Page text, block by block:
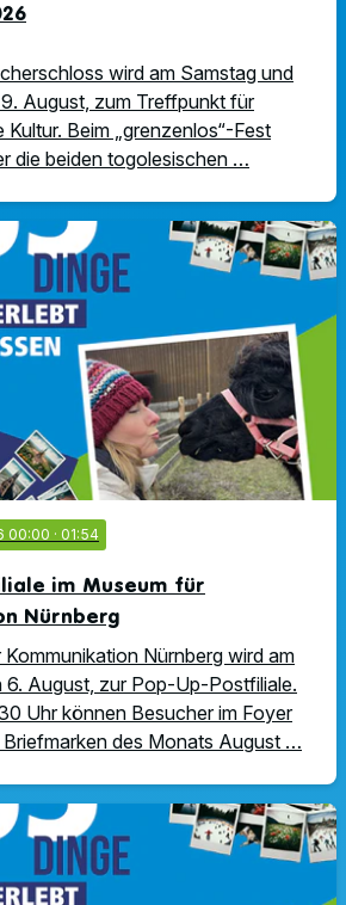
wird am Samstag und
August, zum Treffpunkt für
Beim „grenzenlos“-Fest
die beiden togolesischen …
00:00 · 01:54
im Museum für
Nürnberg
Nürnberg wird am
6. August, zur Pop-Up-Postfiliale.
Uhr können Besucher im Foyer
des Monats August …